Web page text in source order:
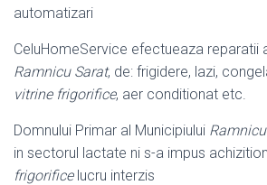
automatizari
CeluHomeService efectueaza reparatii
Ramnicu Sarat, de: frigidere, lazi,
vitrine frigorifice, aer conditionat etc.
Domnului Primar al Municipiului
in sectorul lactate ni s-a impus
frigorificelucru interzis